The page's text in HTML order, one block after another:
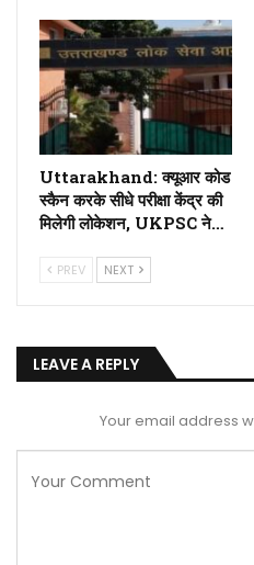
Uttarakhand: क्यूआर कोड
स्कैन करके सीधे परीक्षा केंद्र की
मिलेगी लोकेशन, UKPSC ने…
PREV NEXT
LEAVE A REPLY
Your email address